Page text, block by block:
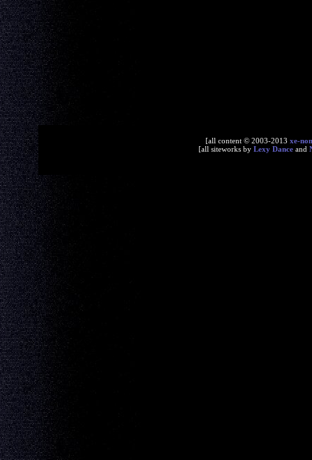
[all content © 2003-2013 xe-
[all siteworks by Lexy Dance and